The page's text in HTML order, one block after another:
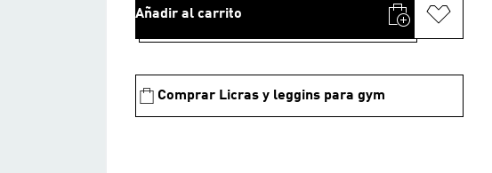
Añadir al carrito
Comprar Licras y leggins para gym